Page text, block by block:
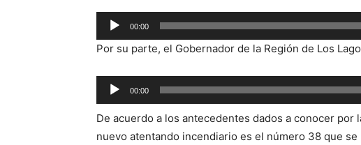
Reproductor
de
audio
00:00
Por su parte, el Gobernador de la Región de Los
Reproductor
de
audio
00:00
De acuerdo a los antecedentes dados a conocer
nuevo atentando incendiario es el número 38 que